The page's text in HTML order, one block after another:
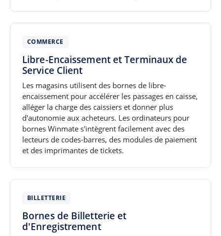
COMMERCE
Libre-Encaissement et Terminaux de
Service Client
Les magasins utilisent des bornes de libre-
encaissement pour accélérer les passages en caisse,
alléger la charge des caissiers et donner plus
d'autonomie aux acheteurs. Les ordinateurs pour
bornes Winmate s'intègrent facilement avec des
lecteurs de codes-barres, des modules de paiement
et des imprimantes de tickets.
BILLETTERIE
Bornes de Billetterie et
d'Enregistrement